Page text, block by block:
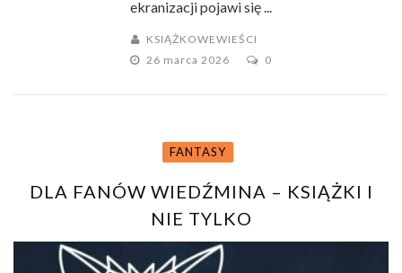
ekranizacji pojawi się ...
KSIĄŻKOWEWIEŚCI
26 marca 2026
0
FANTASY
DLA FANÓW WIEDŹMINA – KSIĄŻKI I
NIE TYLKO